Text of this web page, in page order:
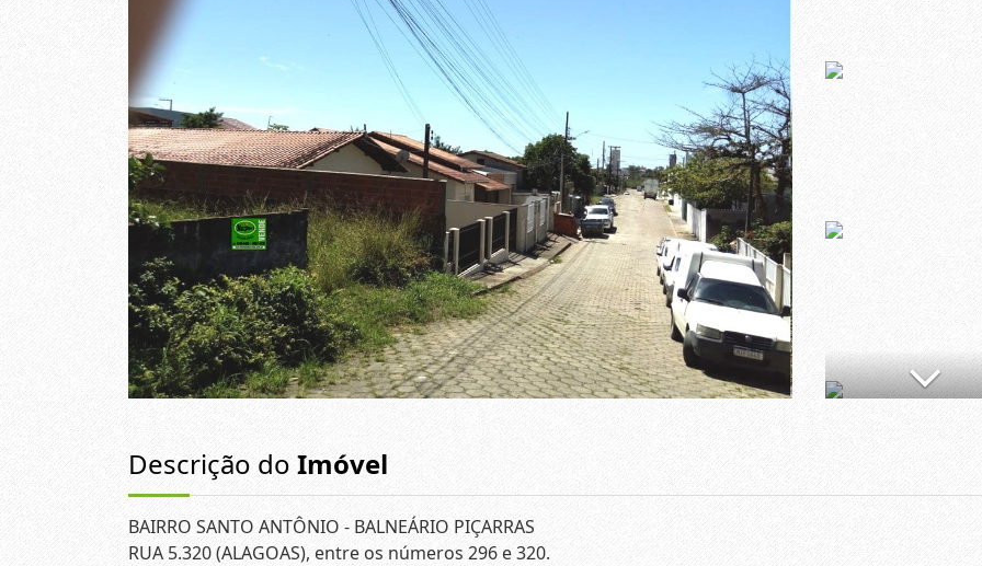
Descrição do Imóvel
BAIRRO SANTO ANTÔNIO - BALNEÁRIO PIÇARRAS
RUA 5.320 (ALAGOAS), entre os números 296 e 320.